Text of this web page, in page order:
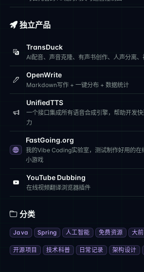
独立产品
TransDuck
AI配音、声音克隆、有声书创作、人声分离
OpenWrite
Markdown写作 + 一键分布 + 数据统计
UnifiedTTS
一个接口集成所有语音合成引擎，帮助开发
力
FastGoing.org
我的Vibe Coding实验室，测试制作好用的在
小游戏
YouTube Dubbing
在线视频翻译浏览器插件
分类
Java Spring 人工智能 免费资源 大
开源项目 技术科普 日常记录 架构设计